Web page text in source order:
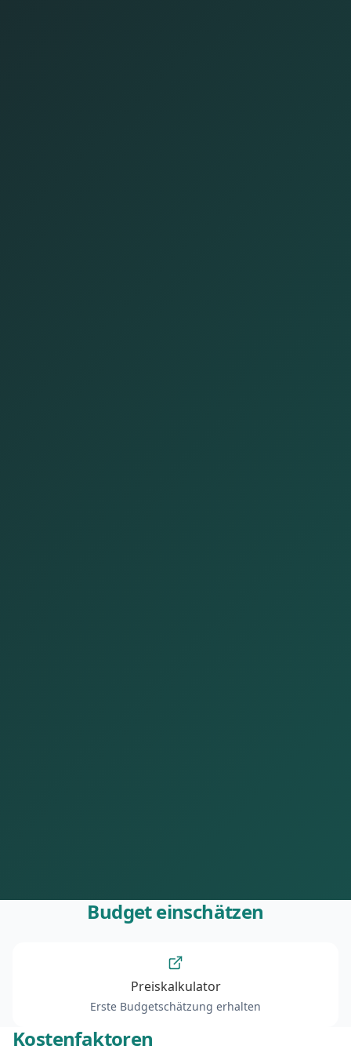
Budget einschätzen
Preiskalkulator
Erste Budgetschätzung erhalten
Kostenfaktoren